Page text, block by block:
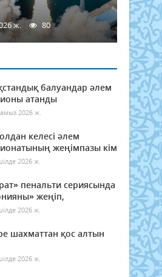
ж. 80
балуандар әлем
атанды
2026 ж.
келесі әлем
жеңімпазы кім
2026 ж.
пенальти сериясында
жеңіп,
2026 ж.
шахматтан қос алтын
2026 ж.